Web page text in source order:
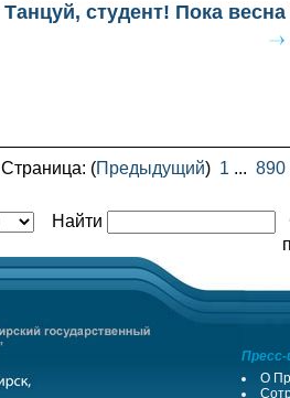
Танцуй, студент! Пока весна
Страница: (Предыдущий) 1 ... 890
Найти
О